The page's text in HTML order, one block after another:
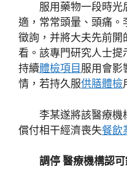
服用藥物一段時光
適，常常頭暈、頭痛。
徵詢，并將大夫先前開
看。該專門研究人士提
持續體檢項目 服用會影
情，若持久服供膳體檢
李某遂將該醫療機
償付相干經濟喪失餐飲
調停 醫療機構認